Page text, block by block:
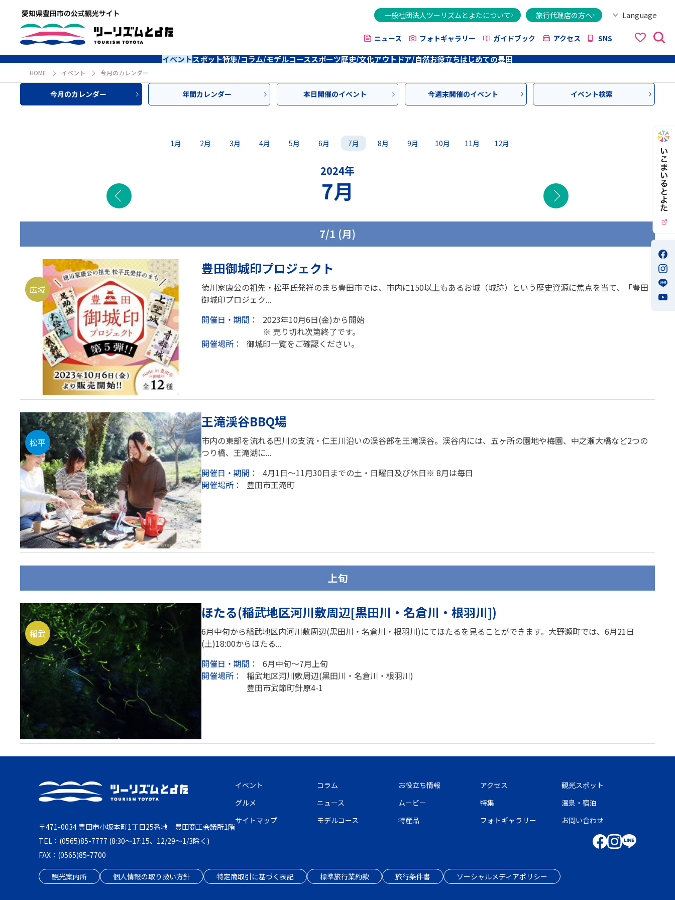
一般社団法人ツーリズムとよたについて 旅行代理店の方へ
Language
ქართული
ニュース フォトギャラリー ガイドブック アクセス SNS
イベントスポット特集/コラム/モデルコーススポーツ歴史/文化アウトドア/自然お役立ちはじめての豊田
HOME イベント 今月のカレンダー
今月のカレンダー 年間カレンダー 本日開催のイベント 今週末開催のイベント イベント検索
1月 2月 3月 4月 5月 6月 7月 8月 9月 10月 11月 12月
2024年
7月
イ
7/1 (月)
広域
豊田御城印プロジェクト
徳川家康公の祖先・松平氏発祥のまち豊田市では、市内に150以上もあるお城（城跡）という歴史資源に焦点を当て、「豊田
御城印プロジェク...
開催日・期間：
2023年10月6日(金)から開始
※ 売り切れ次第終了です。
開催場所：
御城印一覧をご確認ください。
松平
王滝渓谷BBQ場
市内の東部を流れる巴川の支流・仁王川沿いの渓谷部を王滝渓谷。渓谷内には、五ヶ所の園地や梅園、中之瀬大橋など2つの
つり橋、王滝湖に...
開催日・期間：
4月1日～11月30日までの土・日曜日及び休日※ 8月は毎日
開催場所：
豊田市王滝町
上旬
稲武
ほたる(稲武地区河川敷周辺[黒田川・名倉川・根羽川])
6月中旬から稲武地区内河川敷周辺(黒田川・名倉川・根羽川)にてほたるを見ることができます。大野瀬町では、6月21日
(土)18:00からほたる...
開催日・期間：
6月中旬～7月上旬
開催場所：
稲武地区河川敷周辺(黒田川・名倉川・根羽川)
豊田市武節町針原4-1
〒471-0034 豊田市小坂本町1丁目25番地 豊田商工会議所1階
TEL：(0565)85-7777 (8:30～17:15、12/29～1/3除く)
FAX：(0565)85-7700
イベント コラム お役立ち情報 アクセス
観光スポット
グルメ
ニュース ムービー 特集
温泉・宿泊
サイトマップ
モデルコース 特産品 フォトギャラリー お問い合わせ
観光案内所 個人情報の取り扱い方針 特定商取引に基づく表記 標準旅行業約款 旅行条件書 ソーシャルメディアポリシー